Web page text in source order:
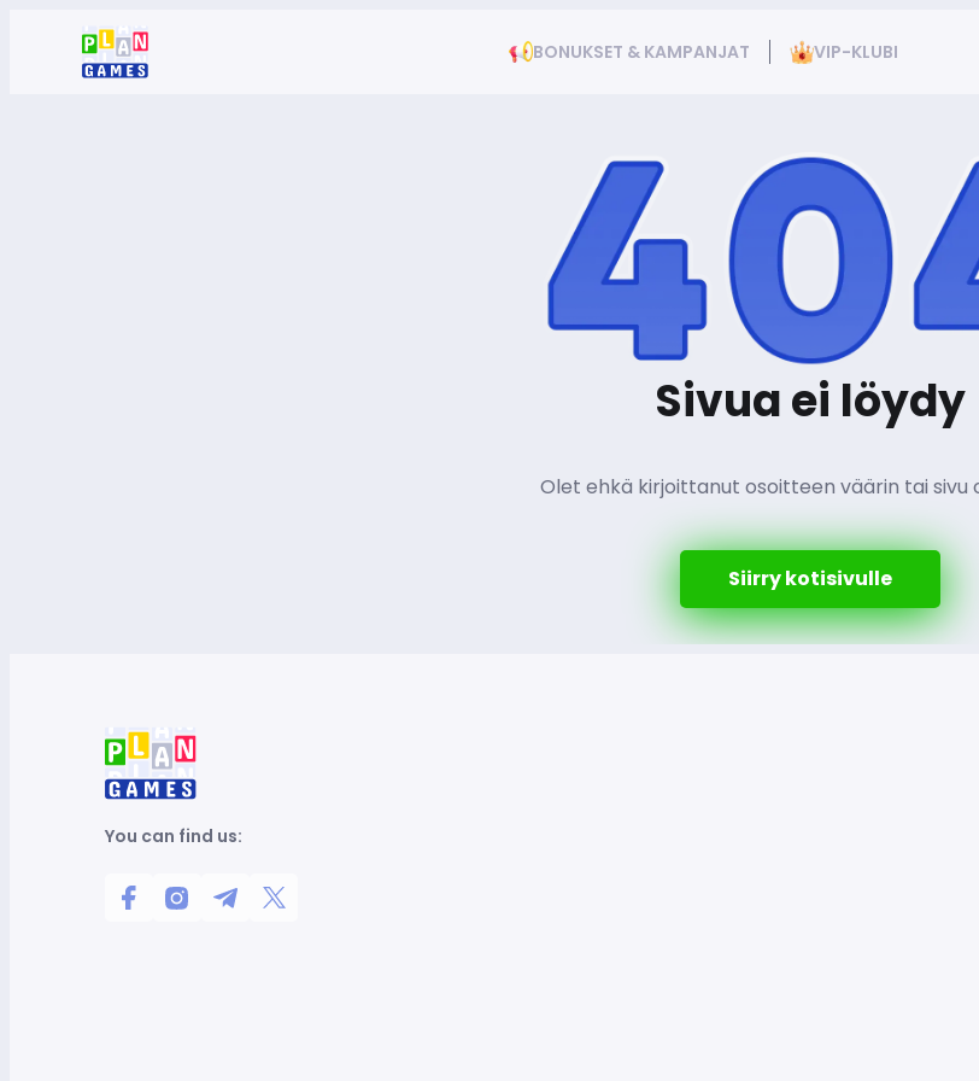
BONUKSET & KAMPANJAT VIP-KLUBI
Sivua ei löydy
Olet ehkä kirjoittanut osoitteen väärin tai sivu
Siirry kotisivulle
You can find us: